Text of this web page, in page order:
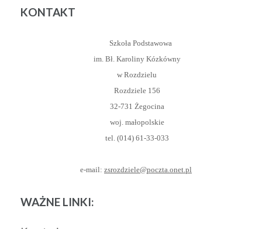
KONTAKT
Szkoła Podstawowa
im. Bł. Karoliny Kózkówny
w Rozdzielu
Rozdziele 156
32-731 Żegocina
woj. małopolskie
tel. (014) 61-33-033
e-mail: zsrozdziele@poczta.onet.pl
WAŻNE LINKI: